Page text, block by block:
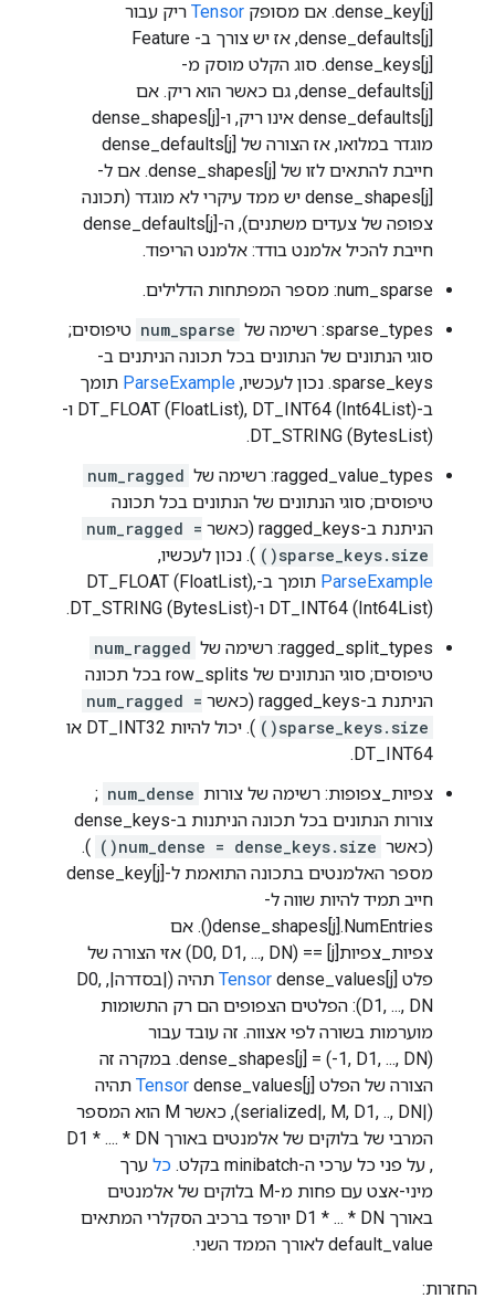
dense_key[j]. אם מסופק
Tensor ריק עבור
dense_defaults[j], אז יש צורך ב- Feature
dense_keys[j]. סוג הקלט מוסק מ-
dense_defaults[j], גם כאשר הוא ריק. אם
dense_defaults[j] אינו ריק, ו-dense_shapes[j]
מוגדר במלואו, אז הצורה של dense_defaults[j]
חייבת להתאים לזו של dense_shapes[j]. אם ל-
dense_shapes[j] יש ממד עיקרי לא מוגדר (תכונה
צפופה של צעדים משתנים), ה-dense_defaults[j]
חייבת להכיל אלמנט בודד: אלמנט הריפוד.
num_sparse: מספר המפתחות הדלילים.
sparse_types: רשימה של
num_sparse טיפוסים;
סוגי הנתונים של הנתונים בכל תכונה הניתנים ב-
sparse_keys. נכון לעכשיו,
ParseExample תומך
ב-DT_FLOAT (FloatList), DT_INT64 (Int64List) ו-
DT_STRING (BytesList).
ragged_value_types: רשימה של
num_ragged
טיפוסים; סוגי הנתונים של הנתונים בכל תכונה
הניתנת ב-ragged_keys (כאשר
num_ragged =
sparse_keys.size()
). נכון לעכשיו,
ParseExample
תומך ב-DT_FLOAT (FloatList),
DT_INT64 (Int64List) ו-DT_STRING (BytesList).
ragged_split_types: רשימה של
num_ragged
טיפוסים; סוגי הנתונים של row_splits בכל תכונה
הניתנת ב-ragged_keys (כאשר
num_ragged =
sparse_keys.size()
). יכול להיות DT_INT32 או
DT_INT64.
צפיות_צפופות: רשימה של צורות num_dense
;
צורות הנתונים בכל תכונה הניתנות ב-dense_keys
(כאשר num_dense = dense_keys.size()
).
מספר האלמנטים בתכונה התואמת ל-dense_key[j]
חייב תמיד להיות שווה ל-
dense_shapes[j].NumEntries(). אם
צפיות_צפיות[j] == (D0, D1, ..., DN) אזי הצורה של
פלט
Tensor
dense_values[j] תהיה (|בסדרה|, D0,
D1, ..., DN): הפלטים הצפופים הם רק התשומות
מוערמות בשורה לפי אצווה. זה עובד עבור
dense_shapes[j] = (-1, D1, ..., DN). במקרה זה
הצורה של הפלט
Tensor dense_values[j] תהיה
(|serialized|, M, D1, .., DN), כאשר M הוא המספר
המרבי של בלוקים של אלמנטים באורך D1 * .... * DN
, על פני כל ערכי ה-minibatch בקלט.
כל ערך
מיני-אצט עם פחות מ-M בלוקים של אלמנטים
באורך D1 * ... * DN יורפד ברכיב הסקלרי המתאים
default_value לאורך הממד השני.
החזרות: